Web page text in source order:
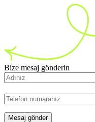
Bize mesaj gönderin
Mesaj gönder